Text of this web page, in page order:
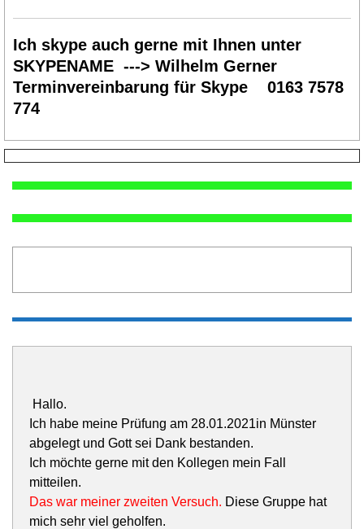
Ich skype auch gerne mit Ihnen unter
SKYPENAME ---> Wilhelm Gerner
Terminvereinbarung für Skype 0163 7578
774
Hallo.
Ich habe meine Prüfung am 28.01.2021in Münster
abgelegt und Gott sei Dank bestanden.
Ich möchte gerne mit den Kollegen mein Fall
mitteilen.
Das war meiner zweiten Versuch. Diese Gruppe hat
mich sehr viel geholfen.